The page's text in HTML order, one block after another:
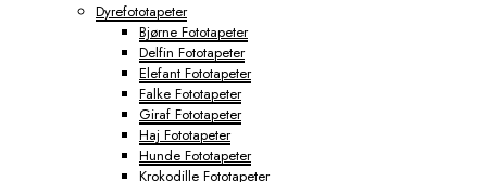
Dyrefototapeter
Bjørne Fototapeter
Delfin Fototapeter
Elefant Fototapeter
Falke Fototapeter
Giraf Fototapeter
Haj Fototapeter
Hunde Fototapeter
Krokodille Fototapeter